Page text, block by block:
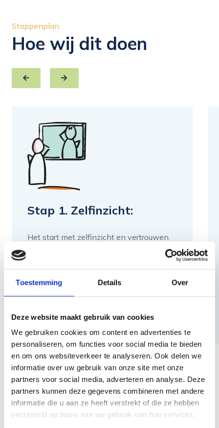
Toestemming Details Over
Deze website maakt gebruik van cookies
We gebruiken cookies om content en advertenties te
personaliseren, om functies voor social media te bieden
en om ons websiteverkeer te analyseren. Ook delen we
informatie over uw gebruik van onze site met onze
partners voor social media, adverteren en analyse. Deze
partners kunnen deze gegevens combineren met andere
informatie die u aan ze heeft verstrekt of die ze hebben
verzameld op basis van uw gebruik van hun services.
Stappenplan
Hoe wij dit doen
Stap 1. Zelfinzicht:
Het start met zelfinzicht en vertrouwen.
behoefte ga en wil ik voorzien nu en in
Contact
Geïnteresseerd in
onze